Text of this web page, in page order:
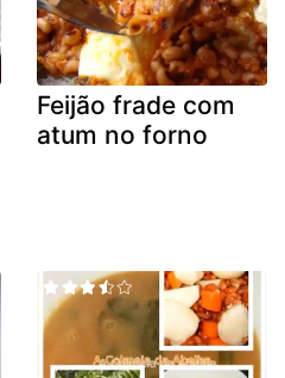
Feijão frade com
atum no forno